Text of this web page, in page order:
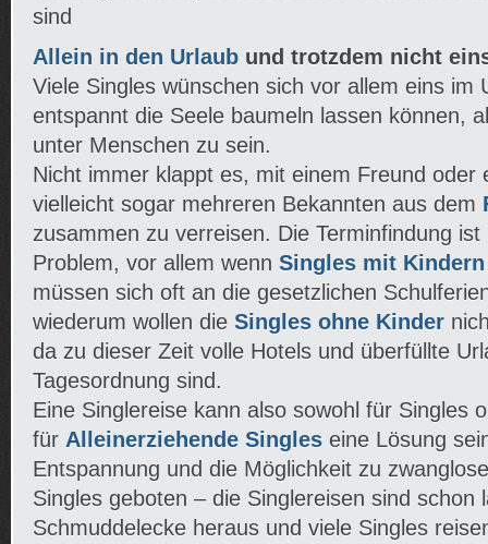
sind
Allein in den Urlaub und trotzdem nicht
Viele Singles wünschen sich vor allem eins im
entspannt die Seele baumeln lassen können,
unter Menschen zu sein.
Nicht immer klappt es, mit einem Freund oder
vielleicht sogar mehreren Bekannten aus dem
zusammen zu verreisen. Die Terminfindung
Problem, vor allem wenn Singles mit Kindern
müssen sich oft an die gesetzlichen
wiederum wollen die Singles ohne Kinder
da zu dieser Zeit volle Hotels und überfüllte
Tagesordnung sind.
Eine Singlereise kann also sowohl für Singles
für Alleinerziehende Singles eine Lösung
Entspannung und die Möglichkeit zu
Singles geboten – die Singlereisen sind schon
Schmuddelecke heraus und viele Singles